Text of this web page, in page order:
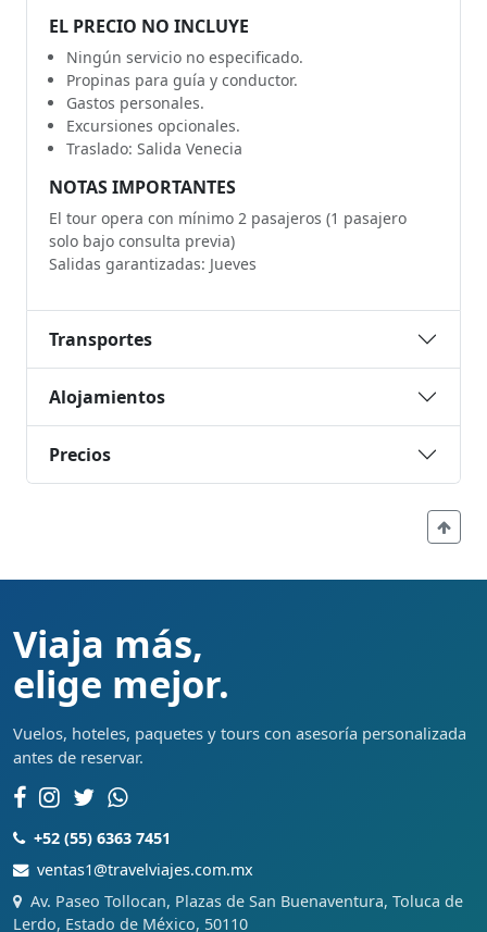
EL PRECIO NO INCLUYE
Ningún servicio no especificado.
Propinas para guía y conductor.
Gastos personales.
Excursiones opcionales.
Traslado: Salida Venecia
NOTAS IMPORTANTES
El tour opera con mínimo 2 pasajeros (1 pasajero
solo bajo consulta previa)
Salidas garantizadas: Jueves
Transportes
Alojamientos
Precios
Viaja más,
elige mejor.
Vuelos, hoteles, paquetes y tours con asesoría personalizada
antes de reservar.
+52 (55) 6363 7451
ventas1@travelviajes.com.mx
Av. Paseo Tollocan, Plazas de San Buenaventura, Toluca de
Lerdo, Estado de México, 50110